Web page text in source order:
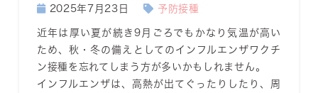
2025年7月23日 予防接種
近年は厚い夏が続き9月ごろでもかなり気温が高い
ため、秋・冬の備えとしてのインフルエンザワクチ
ン接種を忘れてしまう方が多いかもしれません。
インフルエンザは、高熱が出てぐったりしたり、周